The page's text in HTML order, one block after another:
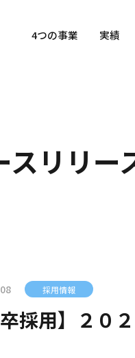
4つの事業 実績
リリー
採用情報
卒採用】２